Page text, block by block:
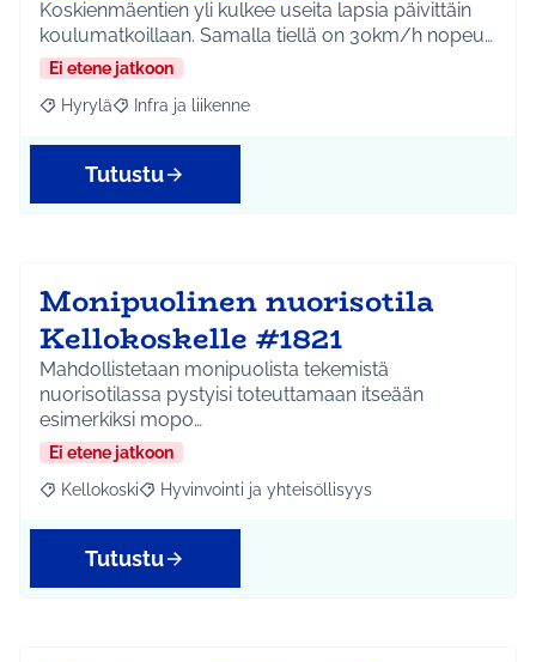
Koskienmäentien yli kulkee useita lapsia päivittäin
koulumatkoillaan. Samalla tiellä on 30km/h nopeu…
Ei etene jatkoon
Rajaa tulokset aihepiirin mukaan: Hyrylä
Hyrylä Rajaa tulokset teeman mukaan: Infra ja liikenne
Infra ja liikenne
Tutustu
Monipuolinen nuorisotila
Kellokoskelle #1821
Mahdollistetaan monipuolista tekemistä
nuorisotilassa pystyisi toteuttamaan itseään
esimerkiksi mopo…
Ei etene jatkoon
Rajaa tulokset aihepiirin mukaan: Kellokoski
Kellokoski Rajaa tulokset teeman mukaan: Hyvinvointi ja
Hyvinvointi ja yhteisöllisyys
Tutustu